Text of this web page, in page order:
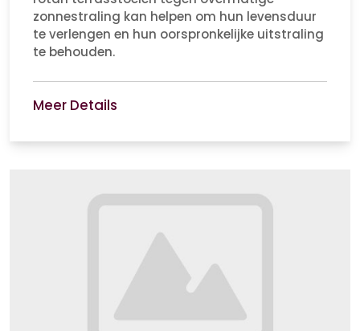
zonnestraling kan helpen om hun levensduur
te verlengen en hun oorspronkelijke uitstraling
te behouden.
Meer Details